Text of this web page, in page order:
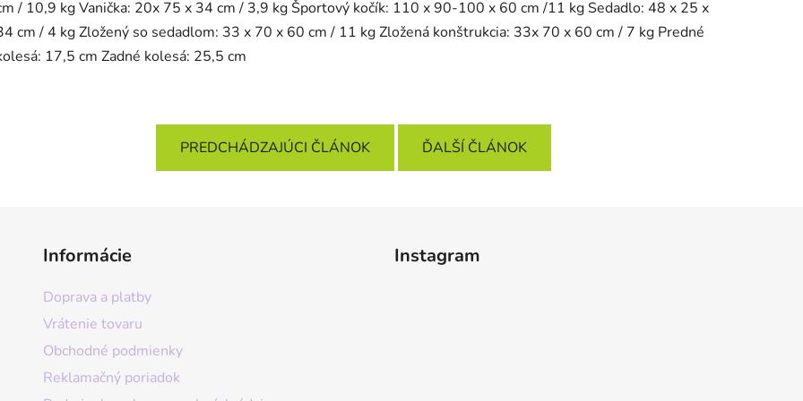
/ 10,9 kg Vanička: 20x 75 x 34 cm / 3,9 kg Športový kočík: 110 x 90-100 x 60 cm /11 kg Sedadlo: 48 x 25 x
cm / 4 kg Zložený so sedadlom: 33 x 70 x 60 cm / 11 kg Zložená konštrukcia: 33x 70 x 60 cm / 7 kg Predné
17,5 cm Zadné kolesá: 25,5 cm
PREDCHÁDZAJÚCI ČLÁNOK ĎALŠÍ ČLÁNOK
Informácie
Doprava a platby
Vrátenie tovaru
Obchodné podmienky
Reklamačný poriadok
Instagram